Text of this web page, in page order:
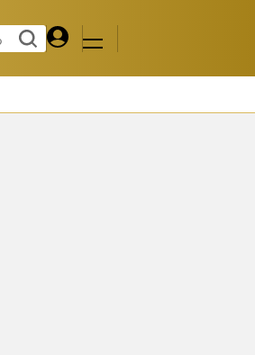
検索
る
マイペ
ジ
メニュ